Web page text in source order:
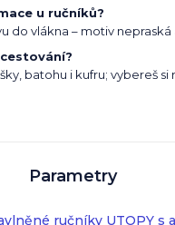
u ručníků?
do vlákna – motiv nepraská
batohu i kufru; vybereš
Parametry
ručníky UTOPY s